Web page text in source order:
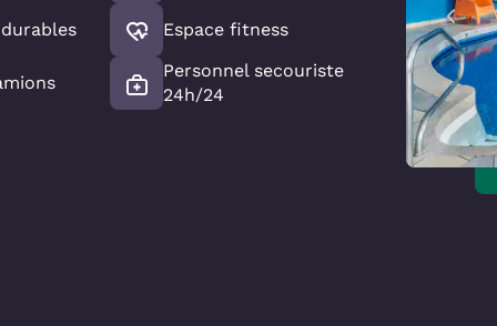
Espace fitness
Personnel secouriste
24h/24